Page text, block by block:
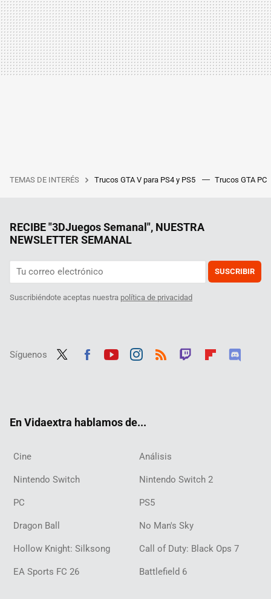
TEMAS DE INTERÉS Trucos GTA V para PS4 y PS5 Trucos GTA PC
RECIBE "3DJuegos Semanal", NUESTRA
NEWSLETTER SEMANAL
SUSCRIBIR
Suscribiéndote aceptas nuestra política de privacidad
Síguenos
En Vidaextra hablamos de...
Cine Análisis
Nintendo Switch Nintendo Switch 2
PC PS5
Dragon Ball No Man's Sky
Hollow Knight: Silksong Call of Duty: Black Ops 7
EA Sports FC 26 Battlefield 6